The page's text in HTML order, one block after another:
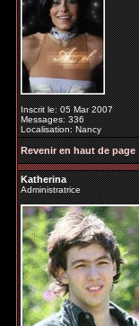
Inscrit le: 05 Mar 2007
Messages: 336
Localisation: Nancy
Revenir en haut de page
Katherina
Administratrice